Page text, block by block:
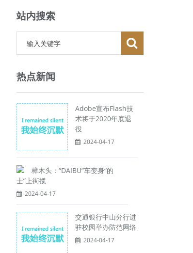
站内搜索
热点新闻
Adobe宣布Flash技
术将于2020年底退
役
2024-04-17
樟木头：“DAIBU”车变身“的
士”上街揽
2024-04-17
交通银行中山分行进
驻校园举办防范网络
2024-04-17